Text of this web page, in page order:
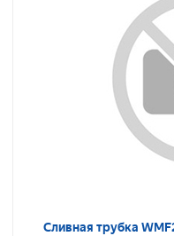
Сливная трубка